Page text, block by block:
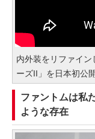
内外装をリファイ
ーズII」を日本初公
ファントムは私
ような存在